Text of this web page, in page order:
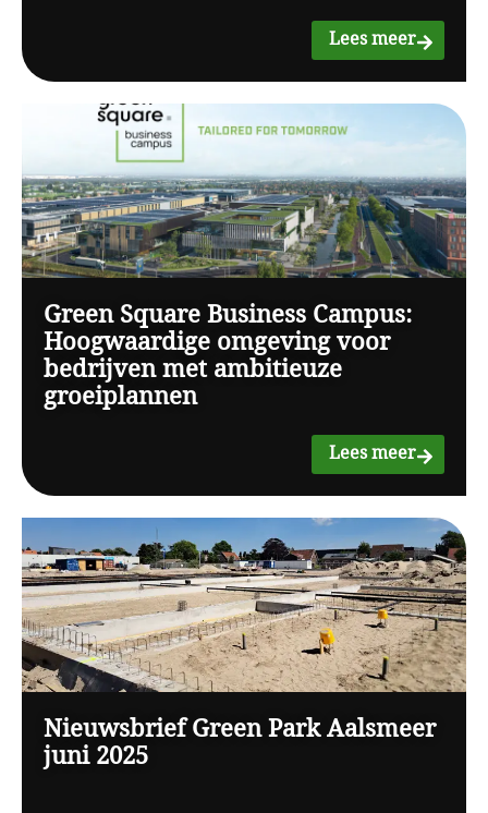
Lees meer
Green Square Business Campus:
Hoogwaardige omgeving voor
bedrijven met ambitieuze
groeiplannen
Lees meer
Nieuwsbrief Green Park Aalsmeer
juni 2025